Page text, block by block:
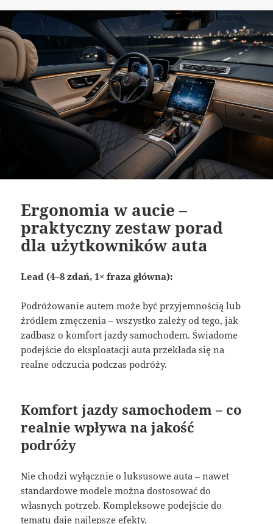
Ergonomia w aucie –
praktyczny zestaw porad
dla użytkowników auta
Lead (4–8 zdań, 1× fraza główna):
Podróżowanie autem może być przyjemnością lub
źródłem zmęczenia – wszystko zależy od tego, jak
zadbasz o komfort jazdy samochodem. Świadome
podejście do eksploatacji auta przekłada się na
realne odczucia podczas podróży.
Komfort jazdy samochodem – co
realnie wpływa na jakość
podróży
Nie chodzi wyłącznie o luksusowe auta – nawet
standardowe modele można dostosować do
własnych potrzeb. Kompleksowe podejście do
tematu daje najlepsze efekty.